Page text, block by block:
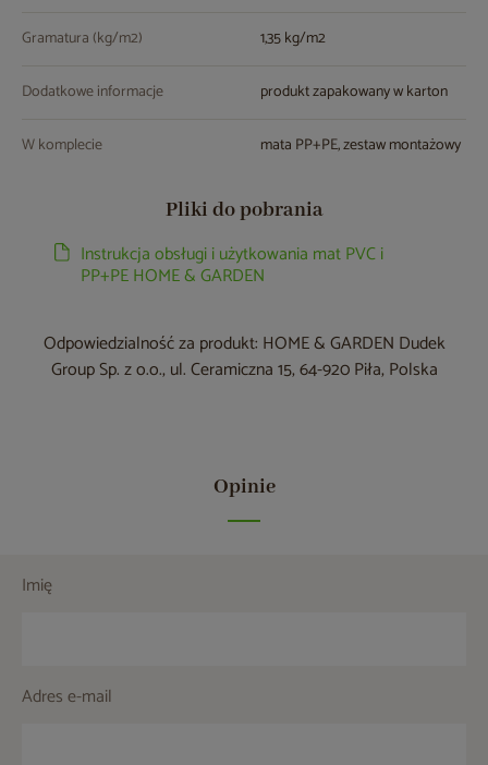
Gramatura (kg/m2) 1,35 kg/m2
Dodatkowe informacje produkt zapakowany w karton
W komplecie mata PP+PE, zestaw montażowy
Pliki do pobrania
Instrukcja obsługi i użytkowania mat PVC i
PP+PE HOME & GARDEN
Odpowiedzialność za produkt: HOME & GARDEN Dudek
Group Sp. z o.o., ul. Ceramiczna 15, 64-920 Piła, Polska
Opinie
Imię
Adres e-mail